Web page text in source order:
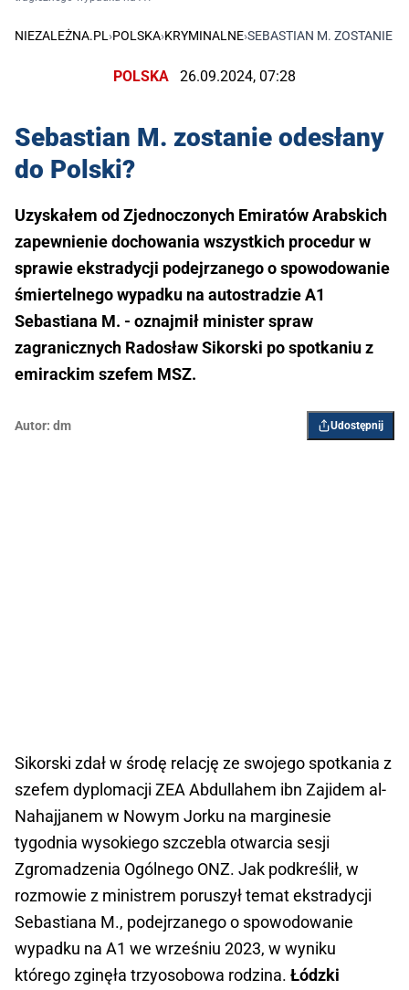
NIEZALEŻNA.PL ›POLSKA›KRYMINALNE›SEBASTIAN M. ZOSTANIE
POLSKA 26.09.2024, 07:28
Sebastian M. zostanie odesłany
do Polski?
Uzyskałem od Zjednoczonych Emiratów Arabskich
zapewnienie dochowania wszystkich procedur w
sprawie ekstradycji podejrzanego o spowodowanie
śmiertelnego wypadku na autostradzie A1
Sebastiana M. - oznajmił minister spraw
zagranicznych Radosław Sikorski po spotkaniu z
emirackim szefem MSZ.
Autor: dm Udostępnij
Sikorski zdał w środę relację ze swojego spotkania z
szefem dyplomacji ZEA Abdullahem ibn Zajidem al-
Nahajjanem w Nowym Jorku na marginesie
tygodnia wysokiego szczebla otwarcia sesji
Zgromadzenia Ogólnego ONZ. Jak podkreślił, w
rozmowie z ministrem poruszył temat ekstradycji
Sebastiana M., podejrzanego o spowodowanie
wypadku na A1 we wrześniu 2023, w wyniku
którego zginęła trzyosobowa rodzina. Łódzki